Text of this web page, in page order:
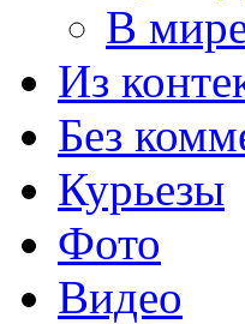
В
Из
Без
Курьезы
Фото
Видео